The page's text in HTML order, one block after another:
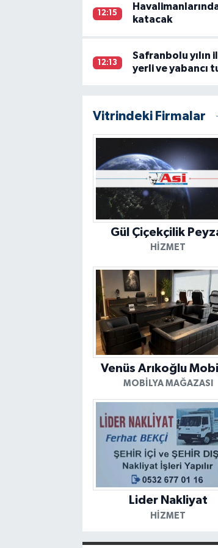
12:15
katacak
12:13
Safranbolu yılın
yerli ve yabancı
Vitrindeki Firmalar
Gül Çiçekçilik
HIZMET
Venüs Arıkoğlu
MOBILYA MAĞAZASI
Lider Nakliyat
HIZMET